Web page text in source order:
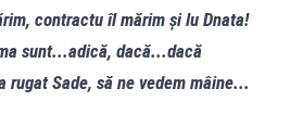
contractu îl mărim și lu Dnata!
sunt...adică, dacă...dacă
rugat Sade, să ne vedem mâine...